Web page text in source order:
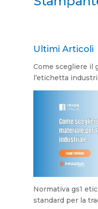
Ultimi Articoli
Come scegliere il
l’etichetta
Normativa gs1
standard per la